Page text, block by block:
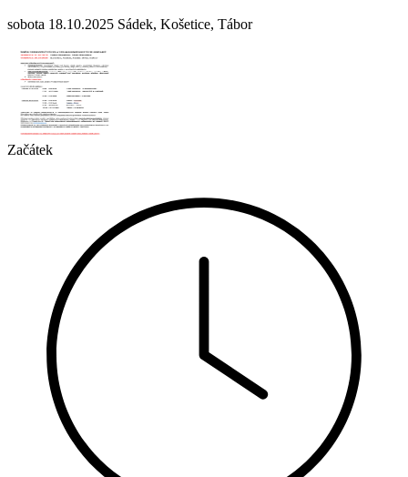
sobota 18.10.2025 Sádek, Košetice, Tábor
Začátek